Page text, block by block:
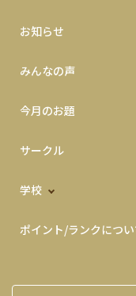
お知らせ
みんなの声
今月のお題
サークル
学校
ポイント/ランクにつ